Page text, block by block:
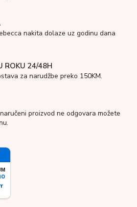
nakita dolaze uz godinu dana
ROKU 24/48H
za narudžbe preko 150KM.
proizvod ne odgovara možete